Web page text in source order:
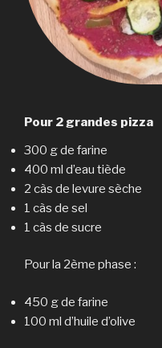
Pour 2 grandes pizza
300 g de farine
400 ml d’eau tiède
2 càs de levure sèche
1 càs de sel
1 càs de sucre
Pour la 2ème phase :
450 g de farine
100 ml d’huile d’olive